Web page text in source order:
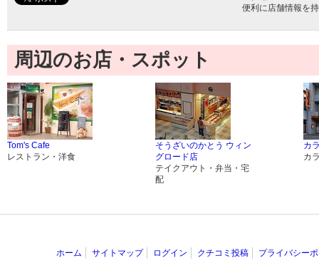
便利に店舗情報を
周辺のお店・スポット
Tom's Cafe
レストラン・洋食
そうざいのかとう ウィン
グロード店
テイクアウト・弁当・宅
配
カ
カ
ホーム サイトマップ ログイン クチコミ投稿 プライバシー